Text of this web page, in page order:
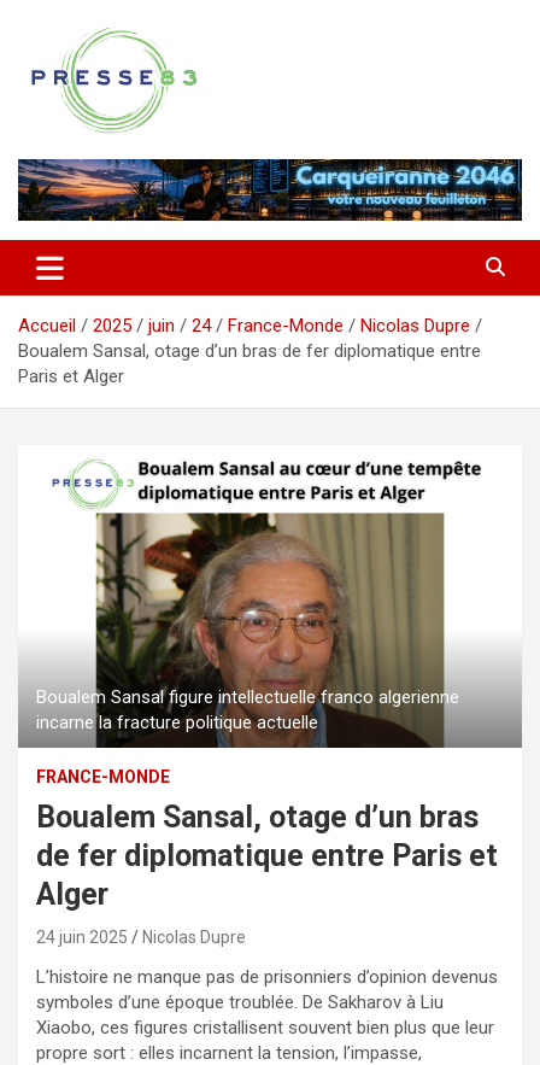
contenu
Presse 83
Accueil 2025 juin 24 France-Monde
Nicolas Dupre
Boualem Sansal, otage d’un bras de fer diplomatique entre
Paris et Alger
Boualem Sansal figure intellectuelle franco algerienne
incarne la fracture politique actuelle
FRANCE-MONDE
Boualem Sansal, otage d’un bras
de fer diplomatique entre Paris et
Alger
24 juin 2025 Nicolas Dupre
L’histoire ne manque pas de prisonniers d’opinion devenus
symboles d’une époque troublée. De Sakharov à Liu
Xiaobo, ces figures cristallisent souvent bien plus que leur
propre sort : elles incarnent la tension, l’impasse,